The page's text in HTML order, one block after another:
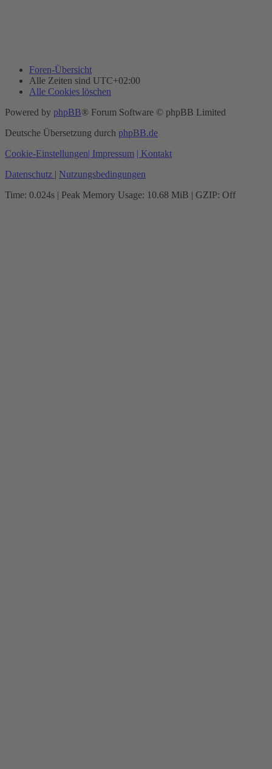
Foren-Übersicht
Alle Zeiten sind UTC+02:00
Alle Cookies löschen
Powered by phpBB® Forum Software © phpBB Limited
Deutsche Übersetzung durch phpBB.de
Cookie-Einstellungen| Impressum | Kontakt
Datenschutz | Nutzungsbedingungen
Time: 0.024s | Peak Memory Usage: 10.68 MiB | GZIP: Off